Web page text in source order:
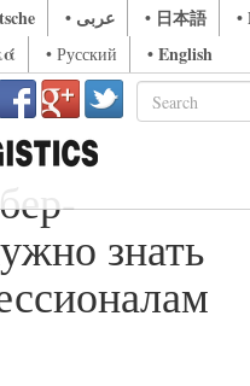
• عربى • 日本語
•
• Русский • English
знать